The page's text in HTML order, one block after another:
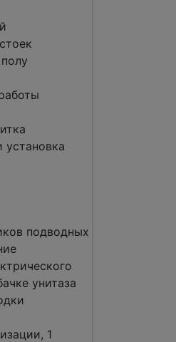
установка
подводных
унитаза
1